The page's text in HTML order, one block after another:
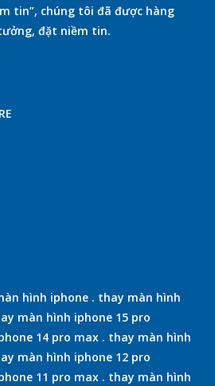
tin”, chúng tôi đã được hàng
đặt niềm tin.
hình iphone . thay màn hình
màn hình iphone 15 pro
14 pro max . thay màn hình
màn hình iphone 12 pro
11 pro max . thay màn hình